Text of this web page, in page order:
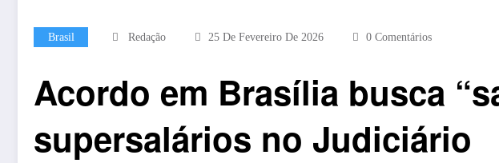
Brasil Redação 25 De Fevereiro De 2026 0 Comentários
Acordo em Brasília busca
supersalários no Judiciário